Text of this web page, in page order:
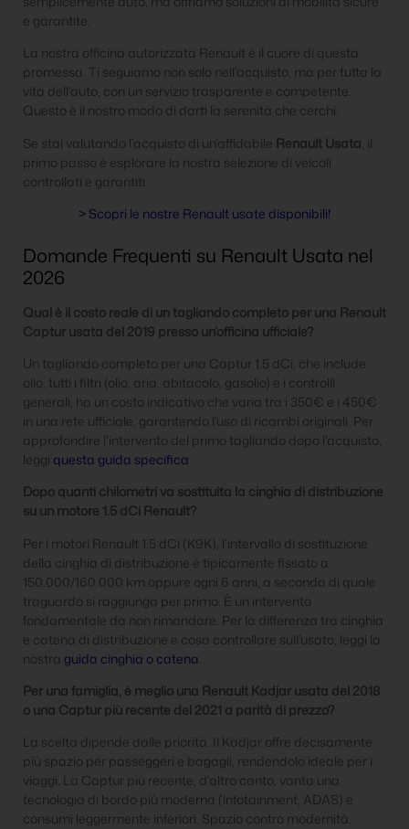
e garantite.
La nostra officina autorizzata Renault è il cuore di questa
promessa. Ti seguiamo non solo nell’acquisto, ma per tutta la
vita dell’auto, con un servizio trasparente e competente.
Questo è il nostro modo di darti la serenità che cerchi.
Se stai valutando l’acquisto di un’affidabile Renault Usata , il
primo passo è esplorare la nostra selezione di veicoli
controllati e garantiti.
> Scopri le nostre Renault usate disponibili!
Domande Frequenti su Renault Usata nel
2026
Qual è il costo reale di un tagliando completo per una Renault
Captur usata del 2019 presso un’officina ufficiale?
Un tagliando completo per una Captur 1.5 dCi, che include
olio, tutti i filtri (olio, aria, abitacolo, gasolio) e i controlli
generali, ha un costo indicativo che varia tra i 350€ e i 450€
in una rete ufficiale, garantendo l’uso di ricambi originali. Per
approfondire l’intervento del primo tagliando dopo l’acquisto,
leggi questa guida specifica.
Dopo quanti chilometri va sostituita la cinghia di distribuzione
su un motore 1.5 dCi Renault?
Per i motori Renault 1.5 dCi (K9K), l’intervallo di sostituzione
della cinghia di distribuzione è tipicamente fissato a
150.000/160.000 km oppure ogni 6 anni, a seconda di quale
traguardo si raggiunga per primo. È un intervento
fondamentale da non rimandare. Per la differenza tra cinghia
e catena di distribuzione e cosa controllare sull’usato, leggi la
nostra guida cinghia o catena
Per una famiglia, è meglio una Renault Kadjar usata del 2018
o una Captur più recente del 2021 a parità di prezzo?
La scelta dipende dalle priorità. Il Kadjar offre decisamente
più spazio per passeggeri e bagagli, rendendolo ideale per i
viaggi. La Captur più recente, d’altro canto, vanta una
tecnologia di bordo più moderna (infotainment, ADAS) e
consumi leggermente inferiori. Spazio contro modernità.